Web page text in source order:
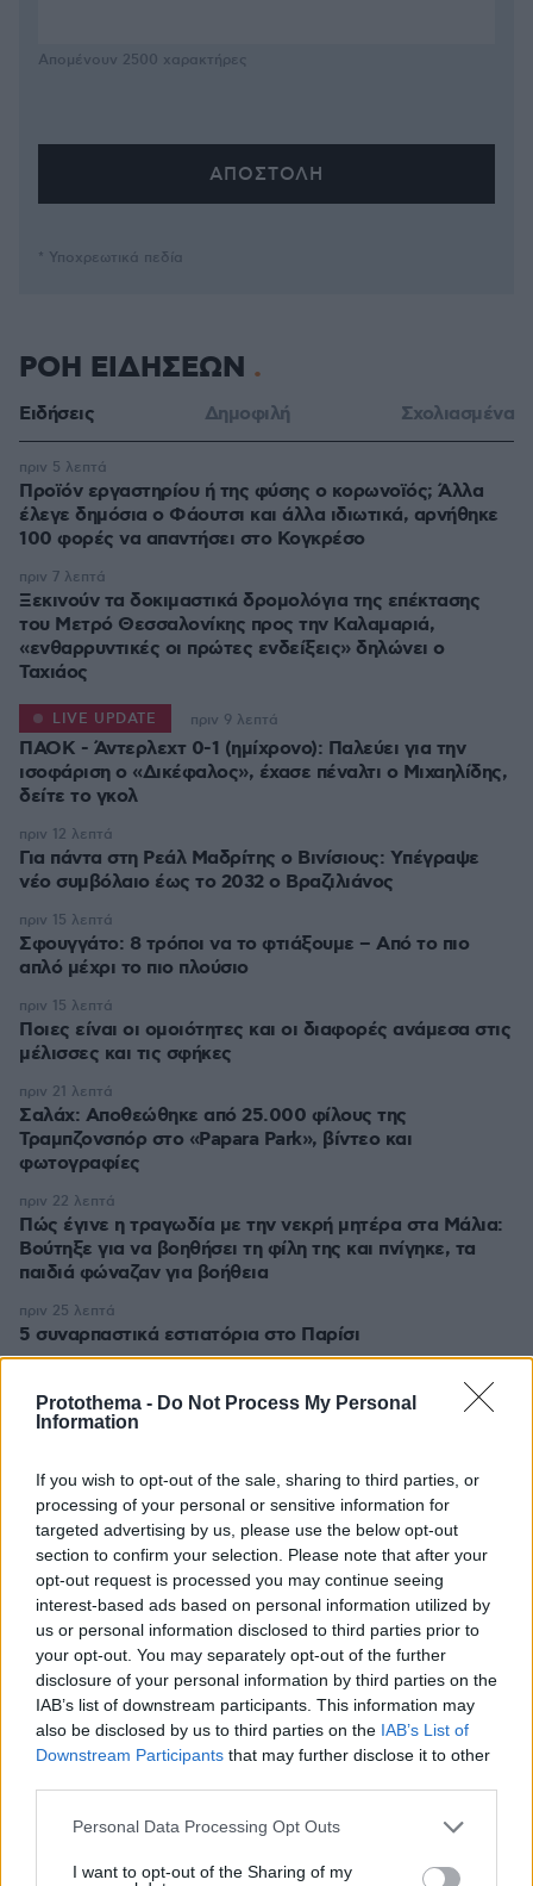
Protothema - Do Not Process My Personal
Information
If you wish to opt-out of the sale, sharing to third parties, or
processing of your personal or sensitive information for
targeted advertising by us, please use the below opt-out
section to confirm your selection. Please note that after your
opt-out request is processed you may continue seeing
interest-based ads based on personal information utilized by
us or personal information disclosed to third parties prior to
your opt-out. You may separately opt-out of the further
disclosure of your personal information by third parties on the
IAB’s list of downstream participants. This information may
also be disclosed by us to third parties on the IAB’s List of
Downstream Participants that may further disclose it to other
Please note that this website/app uses one or more Google
not limited to your visit or usage behaviour. You may click to
Personal Data Processing Opt Outs
I want to opt-out of the Sharing of my
Απομένουν 2500 χαρακτήρες
* Υποχρεωτικά πεδία
ΡΟΗ ΕΙΔΗΣΕΩΝ
Ειδήσεις Δημοφιλή Σχολιασμένα
Προϊόν εργαστηρίου ή της φύσης ο κορωνοϊός; Άλλα
έλεγε δημόσια ο Φάουτσι και άλλα ιδιωτικά, αρνήθηκε
100 φορές να απαντήσει στο Κογκρέσο
πριν 5 λεπτά
Ξεκινούν τα δοκιμαστικά δρομολόγια της επέκτασης
του Μετρό Θεσσαλονίκης προς την Καλαμαριά,
«ενθαρρυντικές οι πρώτες ενδείξεις» δηλώνει ο
Ταχιάος
πριν 7 λεπτά
ΠΑΟΚ - Άντερλεχτ 0-1 (ημίχρονο): Παλεύει για την
ισοφάριση ο «Δικέφαλος», έχασε πέναλτι ο Μιχαηλίδης,
LIVE UPDATE πριν 9 λεπτά
Για πάντα στη Ρεάλ Μαδρίτης ο Βινίσιους: Yπέγραψε
νέο συμβόλαιο έως το 2032 ο Βραζιλιάνος
πριν 12 λεπτά
Σφουγγάτο: 8 τρόποι να το φτιάξουμε – Από το πιο
απλό μέχρι το πιο πλούσιο
πριν 15 λεπτά
Ποιες είναι οι ομοιότητες και οι διαφορές ανάμεσα στις
μέλισσες και τις σφήκες
πριν 15 λεπτά
Σαλάχ: Αποθεώθηκε από 25.000 φίλους της
Τραμπζονσπόρ στο «Papara Park», βίντεο και
φωτογραφίες
πριν 21 λεπτά
Πώς έγινε η τραγωδία με την νεκρή μητέρα στα Μάλια:
Βούτηξε για να βοηθήσει τη φίλη της και πνίγηκε, τα
παιδιά φώναζαν για βοήθεια
πριν 22 λεπτά
5 συναρπαστικά εστιατόρια στο Παρίσι
πριν 25 λεπτά
Ο αδερφός της Αντζελίνα Τζολί αποκάλυψε ότι είναι
γκέι: Κουράστηκα να κρύβομαι, δήλωσε
ΔΕΙΤΕ ΟΛΕΣ ΤΙΣ ΕΙΔΗΣΕΙΣ
ΤΑ ΠΙΟ ΔΗΜΟΦΙΛΗ